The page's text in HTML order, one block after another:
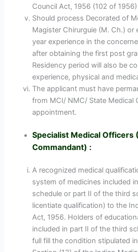
Council Act, 1956 (102 of
Should process Decorated of
Magister Chirurguie (M. Ch.) or
year experience in the
after obtaining the first post
Residency period will also be
experience, physical and
The applicant must have
from MCI/ NMC/ State Medical
appointment.
Specialist Medical Officers
Commandant) :
A recognized medical
system of medicines included
schedule or part II of the third
licentiate qualification) to the
Act, 1956. Holders of
included in part II of the third
full fill the condition stipulated